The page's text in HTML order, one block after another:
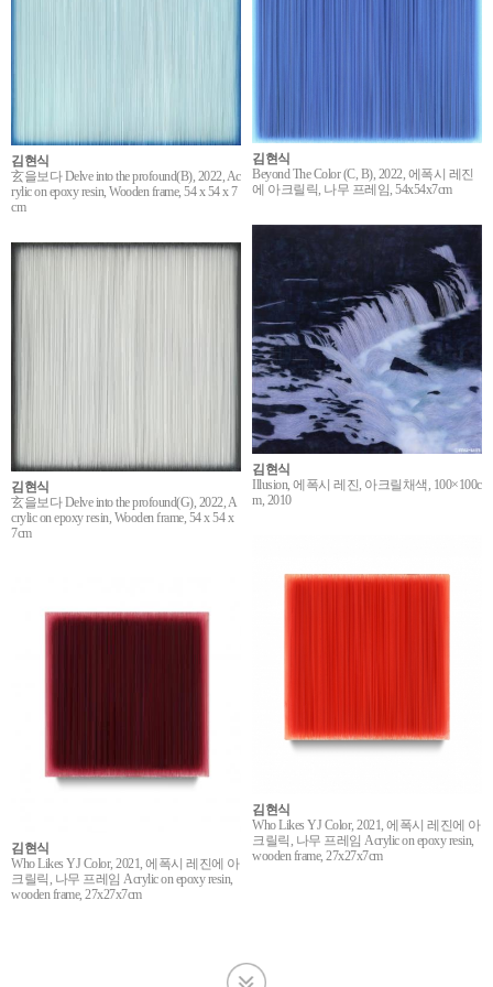
김현식
玄을보다 Delve into the profound(B), 2022, Ac
rylic on epoxy resin, Wooden frame, 54 x 54 x 7
cm
김현식
Beyond The Color (C, B), 2022, 에폭시 레진
에 아크릴릭, 나무 프레임, 54x54x7cm
김현식
Illusion, 에폭시 레진, 아크릴채색, 100×100c
m, 2010
김현식
玄을보다 Delve into the profound(G), 2022, A
crylic on epoxy resin, Wooden frame, 54 x 54 x
7cm
김현식
Who Likes YJ Color, 2021, 에폭시 레진에 아
크릴릭, 나무 프레임 Acrylic on epoxy resin,
wooden frame, 27x27x7cm
김현식
Who Likes YJ Color, 2021, 에폭시 레진에 아
크릴릭, 나무 프레임 Acrylic on epoxy resin,
wooden frame, 27x27x7cm